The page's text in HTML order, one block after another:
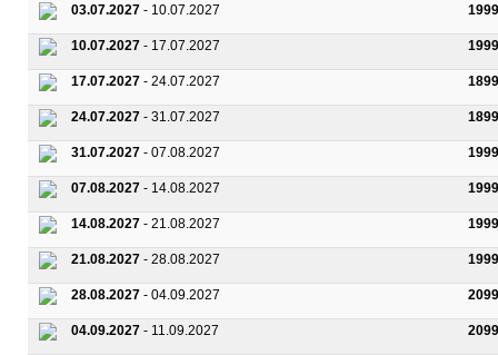
03.07.2027 - 10.07.2027
10.07.2027 - 17.07.2027
17.07.2027 - 24.07.2027
24.07.2027 - 31.07.2027
31.07.2027 - 07.08.2027
07.08.2027 - 14.08.2027
14.08.2027 - 21.08.2027
21.08.2027 - 28.08.2027
28.08.2027 - 04.09.2027
04.09.2027 - 11.09.2027